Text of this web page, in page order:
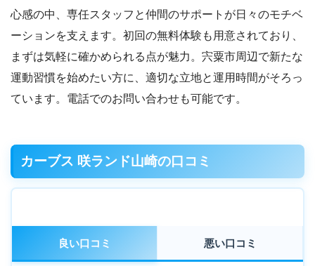
心感の中、専任スタッフと仲間のサポートが日々のモチベ
ーションを支えます。初回の無料体験も用意されており、
まずは気軽に確かめられる点が魅力。宍粟市周辺で新たな
運動習慣を始めたい方に、適切な立地と運用時間がそろっ
ています。電話でのお問い合わせも可能です。
カーブス 咲ランド山崎の口コミ
良い口コミ 悪い口コミ